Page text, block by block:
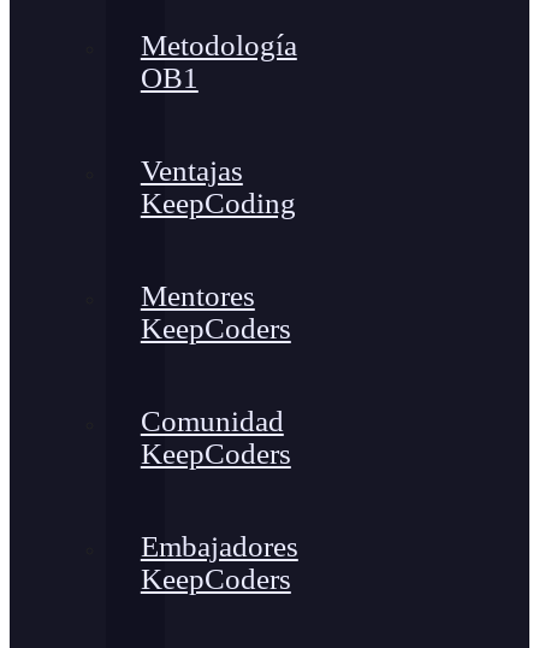
Metodología
OB1
Ventajas
KeepCoding
Mentores
KeepCoders
Comunidad
KeepCoders
Embajadores
KeepCoders